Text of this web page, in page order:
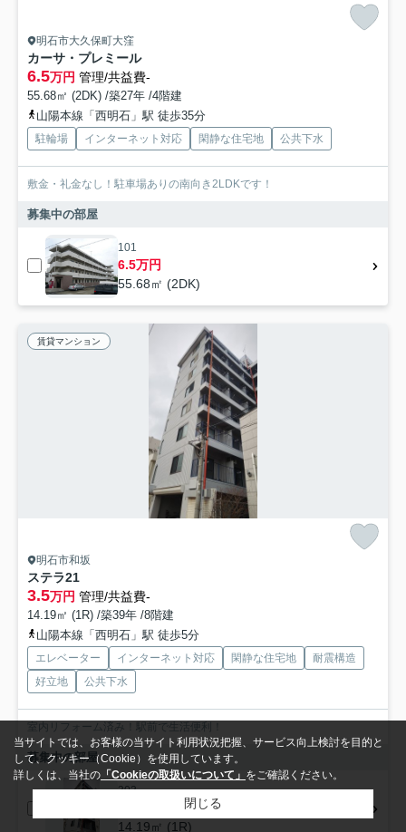
明石市大久保町大窪
カーサ・プレミール
6.5万円 管理/共益費-
55.68㎡ (2DK) /築27年 /4階建
山陽本線「西明石」駅 徒歩35分
駐輪場 インターネット対応 閑静な住宅地 公共下水
敷金・礼金なし！駐車場ありの南向き2LDKです！
募集中の部屋
101
6.5万円
55.68㎡ (2DK)
賃貸マンション
明石市和坂
ステラ21
3.5万円 管理/共益費-
14.19㎡ (1R) /築39年 /8階建
山陽本線「西明石」駅 徒歩5分
エレベーター インターネット対応 閑静な住宅地
耐震構造
好立地
公共下水
室内リフォーム済み！駅前で生活便利！
募集中の部屋
303
14.19㎡ (1R)
当サイトでは、お客様の当サイト利用状況把握、サービス向上検討を目的と
して、クッキー（Cookie）を使用しています。
詳しくは、当社の 「Cookieの取扱いについて」 をご確認ください。
閉じる